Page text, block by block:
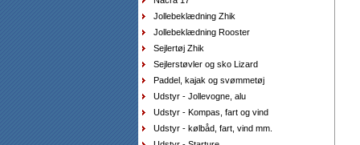
8/xs farve lilla
DKK 412,80
Jollebeklædning Zhik
Jollebeklædning Rooster
Sejlertøj Zhik
Sejlerstøvler og sko Lizard
Paddel, kajak og svømmetøj
Udstyr - Jollevogne, alu
Udstyr - Kompas, fart og vind
Udstyr - kølbåd, fart, vind mm.